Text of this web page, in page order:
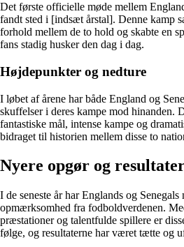
Det første officielle møde mellem
fandt sted i [indsæt årstal]. Denne kamp
forhold mellem de to hold og skabte en
fans stadig husker den dag i dag.
Højdepunkter og nedture
I løbet af årene har både England og
skuffelser i deres kampe mod hinanden.
fantastiske mål, intense kampe og
bidraget til historien mellem disse to
Nyere opgør og
I de seneste år har Englands og
opmærksomhed fra fodboldverdenen.
præstationer og talentfulde spillere er
følge, og resultaterne har været tætte og